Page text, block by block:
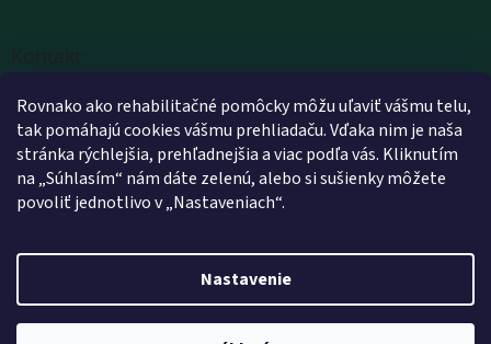
Rovnako ako rehabilitačné pomôcky môžu uľaviť vášmu telu,
tak pomáhajú cookies vášmu prehliadaču. Vďaka nim je naša
stránka rýchlejšia, prehľadnejšia a viac podľa vás. Kliknutím
na „Súhlasím“ nám dáte zelenú, alebo si sušienky môžete
povoliť jednotlivo v „Nastaveniach“.
Nastavenie
INFO@WELLEA.SK
+420 800 200 900
+420 602 112 602
FACEBOOK
Vytvoril Shoptet